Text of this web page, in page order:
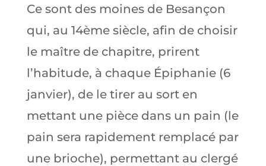
Ce sont des moines de Besançon
qui, au 14ème siècle, afin de choisir
le maître de chapitre, prirent
l’habitude, à chaque Épiphanie (6
janvier), de le tirer au sort en
mettant une pièce dans un pain (le
pain sera rapidement remplacé par
une brioche), permettant au clergé